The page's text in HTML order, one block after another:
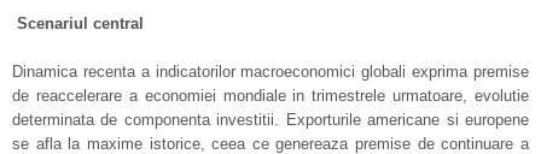
Scenariul central
Dinamica recenta a indicatorilor macroeconomici globali exprima premise
de reaccelerare a economiei mondiale in trimestrele urmatoare, evolutie
determinata de componenta investitii. Exporturile americane si europene
se afla la maxime istorice, ceea ce genereaza premise de continuare a